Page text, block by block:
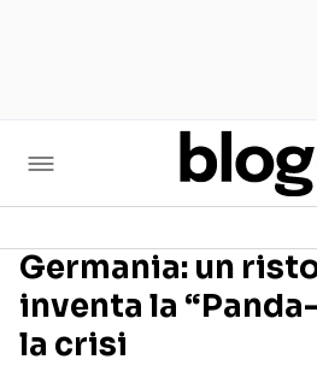
Seguici sui
Germania: un
inventa la
la crisi